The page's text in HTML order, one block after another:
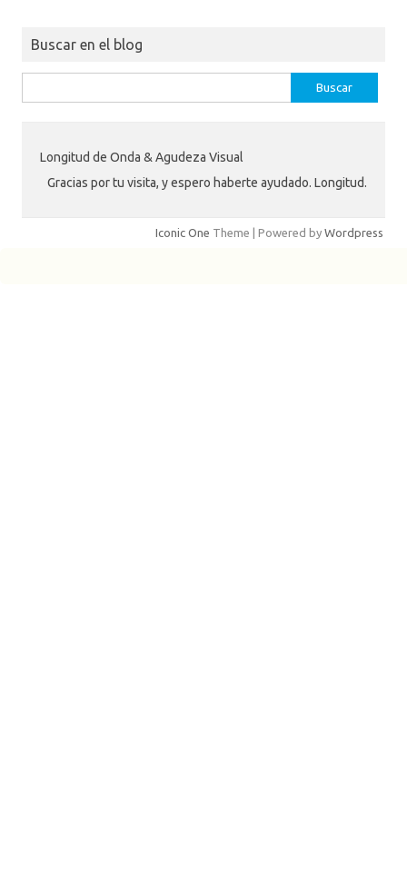
Buscar en el blog
Longitud de Onda & Agudeza Visual
Gracias por tu visita, y espero haberte ayudado. Longitud.
Iconic One Theme | Powered by Wordpress